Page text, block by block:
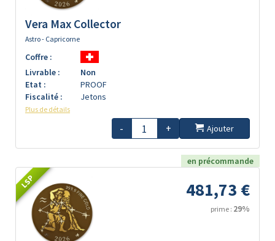
Vera Max Collector
Astro - Capricorne
Coffre :
Livrable :
Non
Etat :
PROOF
Fiscalité :
Jetons
Plus de détails
- + Ajouter
en précommande
LSP 481,73 €
prime : 29%